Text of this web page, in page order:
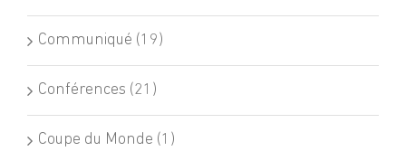
Communiqué (19)
Conférences (21)
Coupe du Monde (1)